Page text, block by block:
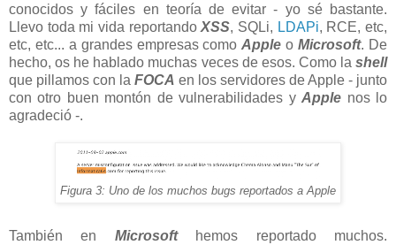
conocidos y fáciles en teoría de evitar - yo sé bastante.
Llevo toda mi vida reportandoXSS, SQLi, LDAPi, RCE, etc,
etc, etc... a grandes empresas comoApple oMicrosoft. De
hecho, os he hablado muchas veces de esos. Como la shell
que pillamos con la FOCA en los servidores de Apple - junto
con otro buen montón de vulnerabilidades yApple nos lo
agradeció -.
Figura 3: Uno de los muchos bugs reportados a Apple
También en Microsofthemos reportado muchos.